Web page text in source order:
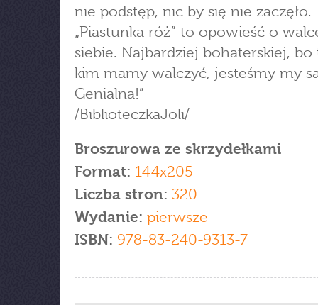
nie podstęp, nic by się nie zaczęło.
„Piastunka róż” to opowieść o
siebie. Najbardziej bohaterskiej, bo
kim mamy walczyć, jesteśmy my
Genialna!”
/BiblioteczkaJoli/
Broszurowa ze skrzydełkami
Format: 144x205
Liczba stron: 320
Wydanie: pierwsze
ISBN: 978-83-240-9313-7